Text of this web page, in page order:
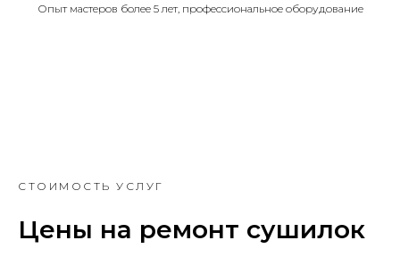
Опыт мастеров более 5 лет, профессиональное оборудование
СТОИМОСТЬ УСЛУГ
Цены на ремонт сушилок